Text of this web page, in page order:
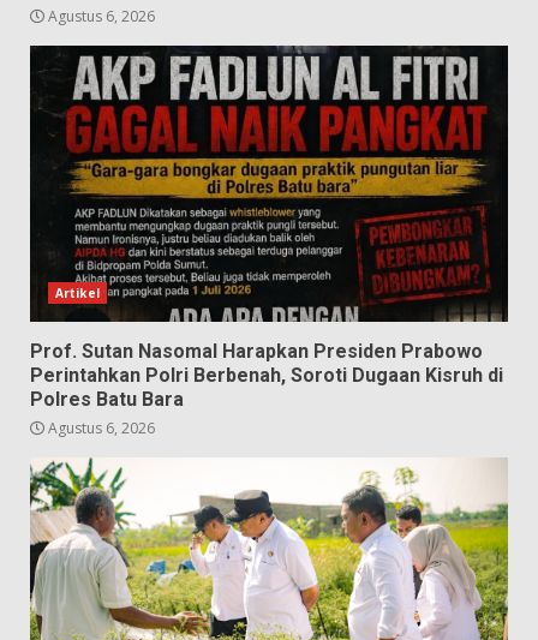
Agustus 6, 2026
Artikel
Prof. Sutan Nasomal Harapkan Presiden Prabowo
Perintahkan Polri Berbenah, Soroti Dugaan Kisruh di
Polres Batu Bara
Agustus 6, 2026